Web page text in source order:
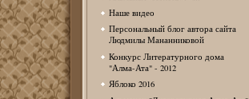
Наше видео
Персональный блог автора сайта
Людмилы Мананниковой
Конкурс Литературного дома
"Алма-Ата" - 2012
Яблоко 2016